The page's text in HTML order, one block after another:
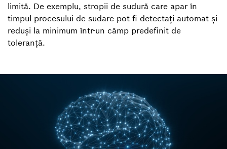
limită. De exemplu, stropii de sudură care apar în
timpul procesului de sudare pot fi detectați automat și
reduși la minimum într-un câmp predefinit de
toleranță.